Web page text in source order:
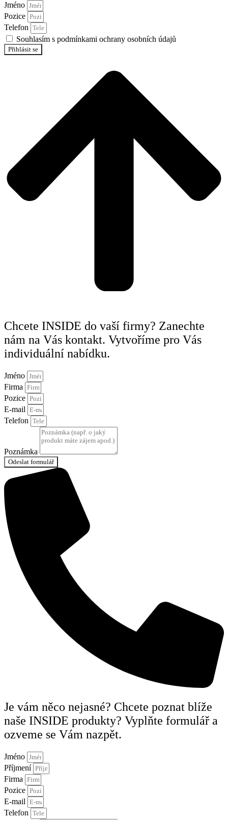
Jméno
Pozice
Telefon
Souhlasím s podmínkami ochrany osobních údajů
Přihlásit se
Chcete INSIDE do vaší firmy? Zanechte
nám na Vás kontakt. Vytvoříme pro Vás
individuální nabídku.
Jméno
Firma
Pozice
E-mail
Telefon
Poznámka
Odeslat formulář
Je vám něco nejasné? Chcete poznat blíže
naše INSIDE produkty? Vyplňte formulář a
ozveme se Vám nazpět.
Jméno
Příjmení
Firma
Pozice
E-mail
Telefon